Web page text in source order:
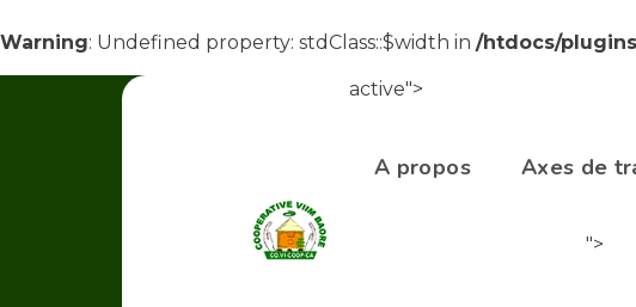
Warning: Undefined property: stdClass::$width in /htdocs/
: Undefined property: stdClass::$width in
: Undefined property: stdClass::$menualign in /htdocs/
: Undefined property: stdClass::$menualign in
active">
A propos Axes de
">